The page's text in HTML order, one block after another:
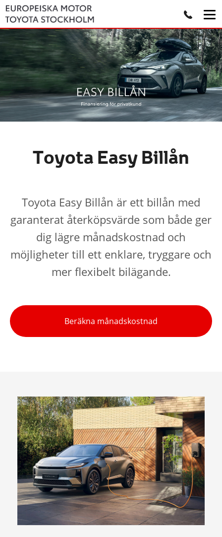
Toyota Easy Billån
Toyota Easy Billån är ett billån med
garanterat återköpsvärde som både ger
dig lägre månadskostnad och
möjligheter till ett enklare, tryggare och
mer flexibelt bilägande.
Beräkna månadskostnad